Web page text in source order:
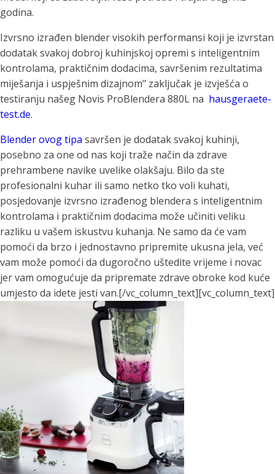
godina.
Izvrsno izrađen blender visokih performansi koji je izvrstan
dodatak svakoj dobroj kuhinjskoj opremi s inteligentnim
kontrolama, praktičnim dodacima, savršenim rezultatima
miješanja i uspješnim dizajnom" zaključak je izvješća o
testiranju našeg Novis ProBlendera 880L na hausgeraete-
test.de.
Blender ovog tipa savršen je dodatak svakoj kuhinji,
posebno za one od nas koji traže način da zdrave
prehrambene navike uvelike olakšaju. Bilo da ste
profesionalni kuhar ili samo netko tko voli kuhati,
posjedovanje izvrsno izrađenog blendera s inteligentnim
kontrolama i praktičnim dodacima može učiniti veliku
razliku u vašem iskustvu kuhanja. Ne samo da će vam
pomoći da brzo i jednostavno pripremite ukusna jela, već
vam može pomoći da dugoročno uštedite vrijeme i novac
jer vam omogućuje da pripremate zdrave obroke kod kuće
umjesto da idete jesti van.[/vc_column_text][vc_column_text]